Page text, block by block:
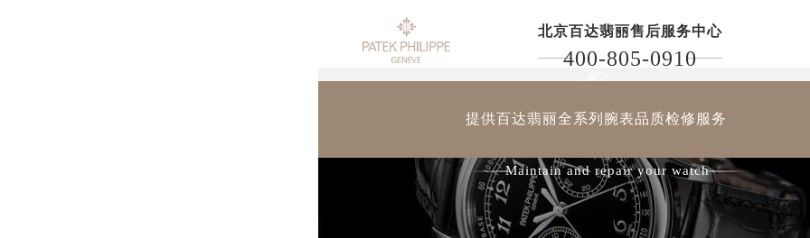
北京百达翡丽售后服务中心
400-805-0910
提供百达翡丽全系列腕表品质检修服务
Maintain and repair your watch